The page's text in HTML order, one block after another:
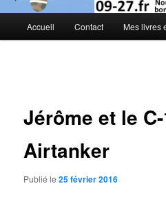
principal
Accueil Contact Mes livres
Jérôme et le
Airtanker
Publié le25 février 2016